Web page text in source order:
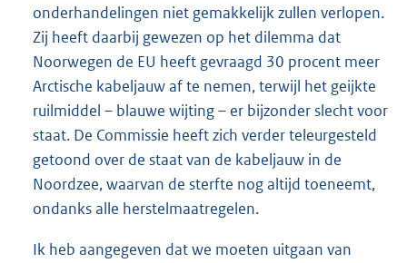
onderhandelingen niet gemakkelijk zullen verlopen.
Zij heeft daarbij gewezen op het dilemma dat
Noorwegen de EU heeft gevraagd 30 procent meer
Arctische kabeljauw af te nemen, terwijl het geijkte
ruilmiddel – blauwe wijting – er bijzonder slecht voor
staat. De Commissie heeft zich verder teleurgesteld
getoond over de staat van de kabeljauw in de
Noordzee, waarvan de sterfte nog altijd toeneemt,
ondanks alle herstelmaatregelen.
Ik heb aangegeven dat we moeten uitgaan van